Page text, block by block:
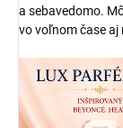
a sebavedomo.
vo voľnom čase aj